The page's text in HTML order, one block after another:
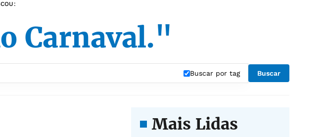
Carnaval."
Buscar por tag Buscar
Mais Lidas